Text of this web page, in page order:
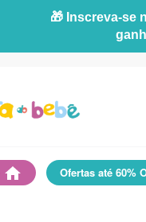
🎁 Inscreva-se
Ofertas até 60%